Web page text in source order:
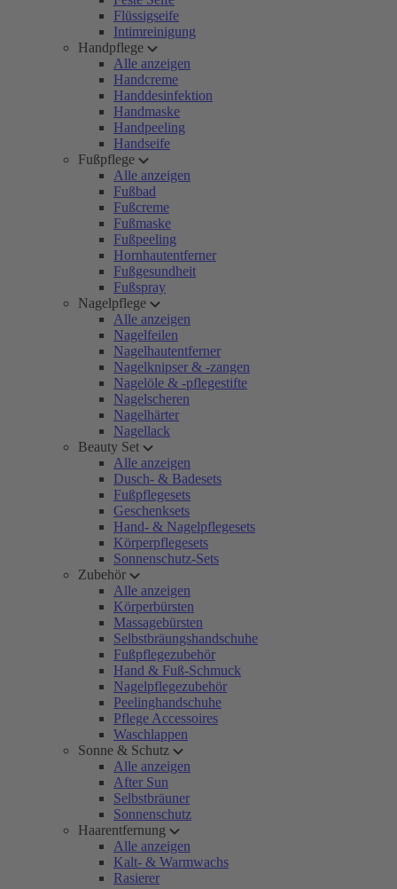
Flüssigseife
Intimreinigung
Handpflege
Alle anzeigen
Handcreme
Handdesinfektion
Handmaske
Handpeeling
Handseife
Fußpflege
Alle anzeigen
Fußbad
Fußcreme
Fußmaske
Fußpeeling
Hornhautentferner
Fußgesundheit
Fußspray
Nagelpflege
Alle anzeigen
Nagelfeilen
Nagelhautentferner
Nagelknipser & -zangen
Nagelöle & -pflegestifte
Nagelscheren
Nagelhärter
Nagellack
Beauty Set
Alle anzeigen
Dusch- & Badesets
Fußpflegesets
Geschenksets
Hand- & Nagelpflegesets
Körperpflegesets
Sonnenschutz-Sets
Zubehör
Alle anzeigen
Körperbürsten
Massagebürsten
Selbstbräungshandschuhe
Fußpflegezubehör
Hand & Fuß-Schmuck
Nagelpflegezubehör
Peelinghandschuhe
Pflege Accessoires
Waschlappen
Sonne & Schutz
Alle anzeigen
After Sun
Selbstbräuner
Sonnenschutz
Haarentfernung
Alle anzeigen
Kalt- & Warmwachs
Rasierer